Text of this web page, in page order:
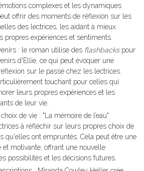
complexes et les dynamiques
offrir des moments de réflexion sur les
des lectrices, les aidant à mieux
propres expériences et sentiments.
: le roman utilise des flashbackspour
d'Ellie, ce qui peut évoquer une
sur le passé chez les lectrices.
touchant pour celles qui
leurs propres expériences et les
de leur vie.
de vie : "La mémoire de l’eau"
à réfléchir sur leurs propres choix de
qu'elles ont empruntés. Cela peut être une
et motivante, offrant une nouvelle
possibilités et les décisions futures.